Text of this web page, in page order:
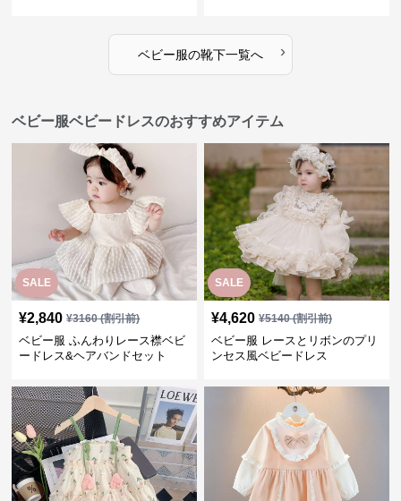
ベビー服の靴下一覧へ ›
ベビー服ベビードレスのおすすめアイテム
SALE
¥2,840 ¥3160(割引前)
ベビー服 ふんわりレース襟ベビ
ードレス&ヘアバンドセット
SALE
¥4,620 ¥5140(割引前)
ベビー服 レースとリボンのプリ
ンセス風ベビードレス